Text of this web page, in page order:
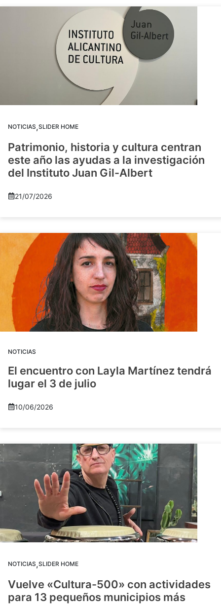
NOTICIAS,SLIDER HOME
Patrimonio, historia y cultura centran
este año las ayudas a la investigación
del Instituto Juan Gil-Albert
21/07/2026
NOTICIAS
El encuentro con Layla Martínez tendrá
lugar el 3 de julio
10/06/2026
NOTICIAS,SLIDER HOME
Vuelve «Cultura-500» con actividades
para 13 pequeños municipios más